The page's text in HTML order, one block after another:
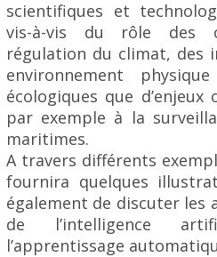
scientifiques et
vis-à-vis du rôle des
régulation du climat, des
environnement
écologiques que d’enjeux
par exemple à la
maritimes.
A travers différents
fournira quelques
également de discuter les
de l’intelligence
l’apprentissage